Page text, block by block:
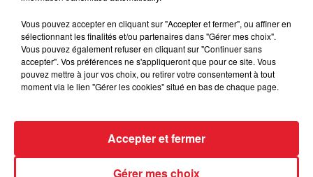
Bouches-du-Rhône : les ossements
de deux militaires disparus...
Les prix des carburants explosent :
Vous pouvez accepter en cliquant sur "Accepter et fermer", ou affiner en
sélectionnant les finalités et/ou partenaires dans "Gérer mes choix".
Vous pouvez également refuser en cliquant sur "Continuer sans
accepter". Vos préférences ne s'appliqueront que pour ce site. Vous
pouvez mettre à jour vos choix, ou retirer votre consentement à tout
moment via le lien "Gérer les cookies" situé en bas de chaque page.
Gérer mes choix
Accepter et fermer